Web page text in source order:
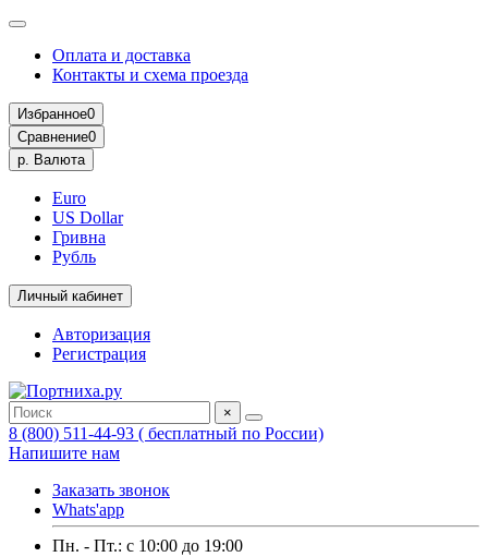
Оплата и доставка
Контакты и схема проезда
Избранное0
Сравнение0
р. Валюта
Euro
US Dollar
Гривна
Рубль
Личный кабинет
Авторизация
Регистрация
×
8 (800) 511-44-93 ( бесплатный по России)
Напишите нам
Заказать звонок
Whats'app
Пн. - Пт.: c 10:00 до 19:00